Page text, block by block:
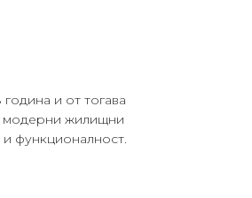
и от тогава
модерни жилищни
и функционалност.